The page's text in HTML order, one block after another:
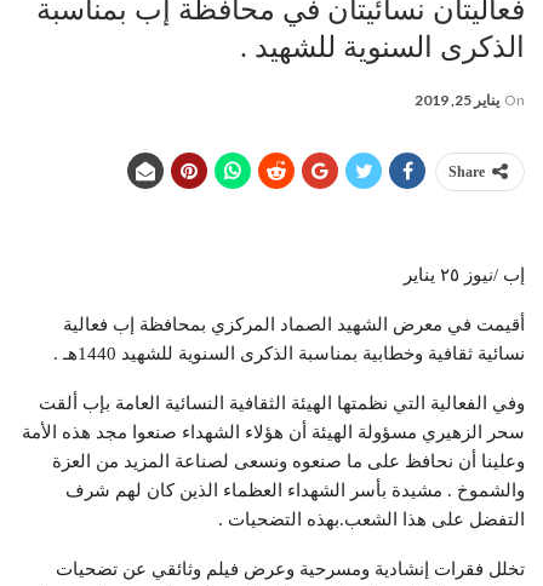
فعاليتان نسائيتان في محافظة إب بمناسبة
الذكرى السنوية للشهيد .
On يناير 25, 2019
Share
إب /نيوز ٢٥ يناير
أقيمت في معرض الشهيد الصماد المركزي بمحافظة إب فعالية
نسائية ثقافية وخطابية بمناسبة الذكرى السنوية للشهيد 1440هـ .
وفي الفعالية التي نظمتها الهيئة الثقافية النسائية العامة بإب ألقت
سحر الزهيري مسؤولة الهيئة أن هؤلاء الشهداء صنعوا مجد هذه الأمة
وعلينا أن نحافظ على ما صنعوه ونسعى لصناعة المزيد من العزة
والشموخ . مشيدة بأسر الشهداء العظماء الذين كان لهم شرف
التفضل على هذا الشعب.بهذه التضحيات .
تخلل فقرات إنشادية ومسرحية وعرض فيلم وثائقي عن تضحيات